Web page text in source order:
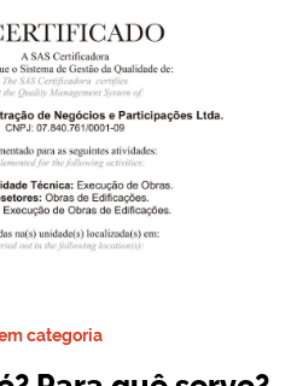
categoria